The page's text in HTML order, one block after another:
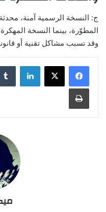
ج: النسخة الرسمية آمنة،
المطوّرة، بينما النسخة
وقد تسبب مشاكل تقنية أو
لينكدإن
طباعة